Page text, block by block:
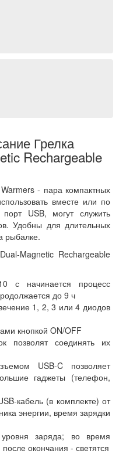
Грелка
Rechargeable
- пара компактных
вместе или по
USB, могут служить
Удобны для длительных
рыбалке.
Magnetic Rechargeable
с начинается процесс
до 9 ч
1, 2, 3 или 4 диодов
кнопкой ON/OFF
позволят соединять их
USB-C позволяет
гаджеты (телефон,
кабель (в комплекте) от
энергии, время зарядки
заряда; во время
окончания - светятся